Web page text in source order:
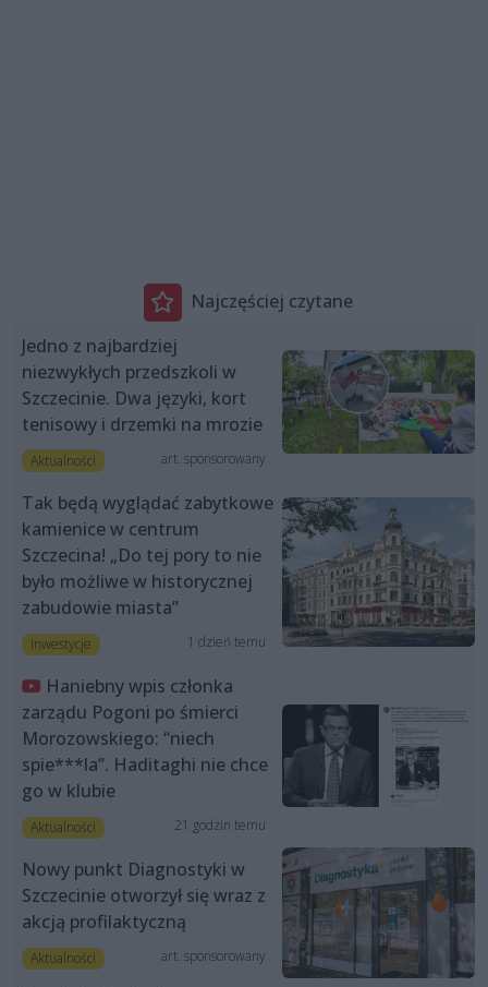
Najczęściej czytane
Jedno z najbardziej
niezwykłych przedszkoli w
Szczecinie. Dwa języki, kort
tenisowy i drzemki na mrozie
Aktualności art. sponsorowany
Tak będą wyglądać zabytkowe
kamienice w centrum
Szczecina! „Do tej pory to nie
było możliwe w historycznej
zabudowie miasta”
Inwestycje 1 dzień temu
Haniebny wpis członka
zarządu Pogoni po śmierci
Morozowskiego: “niech
spie***la”. Haditaghi nie chce
go w klubie
Aktualności 21 godzin temu
Nowy punkt Diagnostyki w
Szczecinie otworzył się wraz z
akcją profilaktyczną
Aktualności art. sponsorowany